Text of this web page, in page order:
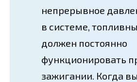
непрерывное
в системе,
должен постоянно
функционировать
зажигании. Когда вы